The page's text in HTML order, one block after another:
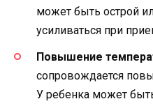
может быть острой
усиливаться при
Повышение
сопровождается
У ребенка может